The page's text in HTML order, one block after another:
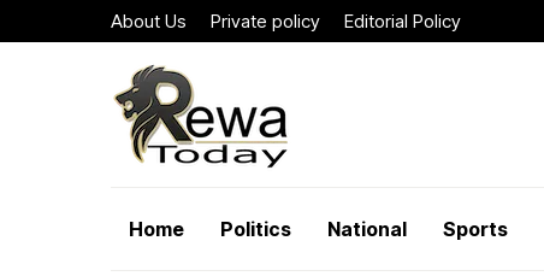
About Us Private policy Editorial Policy
Home Politics National Sports